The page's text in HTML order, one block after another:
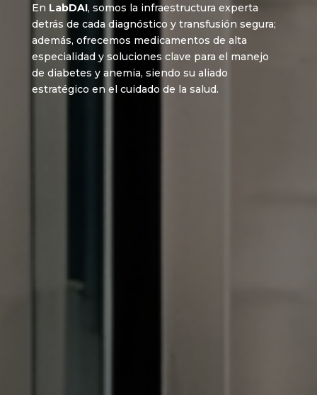
En LabDAI, somos la infraestructura experta
detrás de cada diagnóstico y transfusión segura;
además, ofrecemos medicamentos de alta
especialidad y soluciones clave para el manejo
de diabetes y anemia, siendo su aliado
estratégico en el cuidado de la salud.